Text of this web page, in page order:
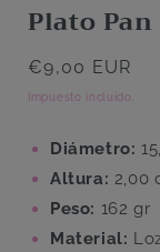
ventana
Plato
Precio
habitual
€9,00 EUR
Impuesto incluido.
Diámetro:
Altura: 2,00
Peso: 162 gr
Material: